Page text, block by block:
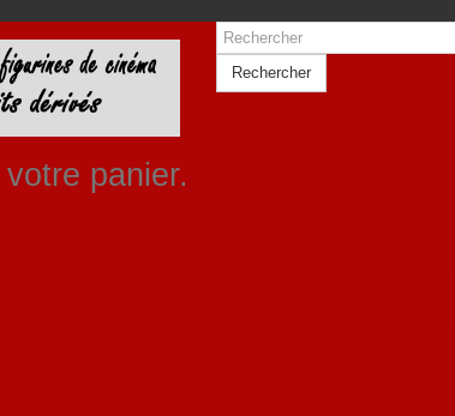
Rechercher
panier.